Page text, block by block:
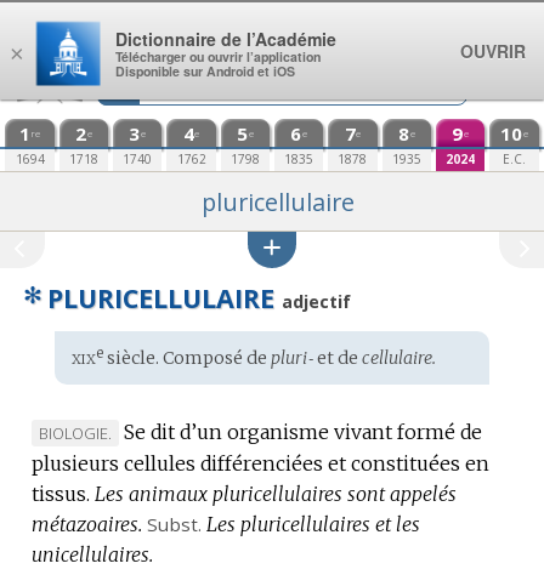
Aller au contenu
1 re
1694
2e
1718
3e
1740
4e
1762
5e
1798
6e
1835
7e
1878
8e
1935
9e
2024
10e
E.C.
pluricellulaire
✻ PLURICELLULAIRE adjectif
Étymologie
:
xixesiècle. Composé de pluri‑et de cellulaire.
MARQUE
DE
DOMAINE
:
BIOLOGIE.
Se dit d’un organisme vivant formé de
plusieurs cellules différenciées et constituées en
tissus. Les animaux pluricellulaires sont appelés
métazoaires. Subst. Les pluricellulaires et les
unicellulaires.
×
Dictionnaire de l’Académie
Télécharger ou ouvrir l’application
Disponible sur Android et iOS
OUVRIR